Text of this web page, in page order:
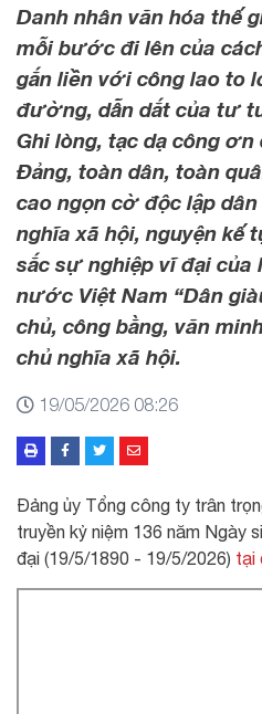
Danh nhân văn hóa thế
mỗi bước đi lên của
gắn liền với công lao to
đường, dẫn dắt của tư
Ghi lòng, tạc dạ công
Đảng, toàn dân, toàn
cao ngọn cờ độc lập
nghĩa xã hội, nguyện kế
sắc sự nghiệp vĩ đại
nước Việt Nam “Dân
chủ, công bằng, văn
chủ nghĩa xã hội.
19/05/2026 08:26
Đảng ủy Tổng công ty trân
truyền kỷ niệm 136 năm Ngày
đại (19/5/1890 - 19/5/2026) tại